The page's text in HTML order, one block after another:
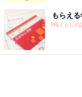
もらえ
PR(くらしの